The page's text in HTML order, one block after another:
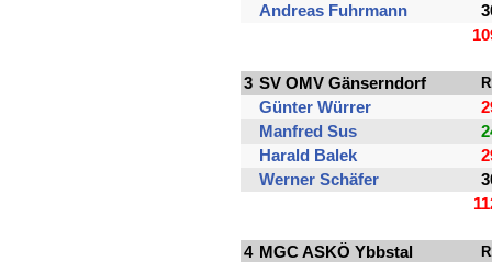
Andreas Fuhrmann
3 SV OMV Gänserndorf
Günter Würrer
Manfred Sus
Harald Balek
Werner Schäfer
4 MGC ASKÖ Ybbstal